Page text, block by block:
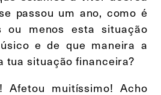
passou um ano, como é
ou menos esta situação
e de que maneira a
tua situação financeira?
Afetou muitíssimo! Acho